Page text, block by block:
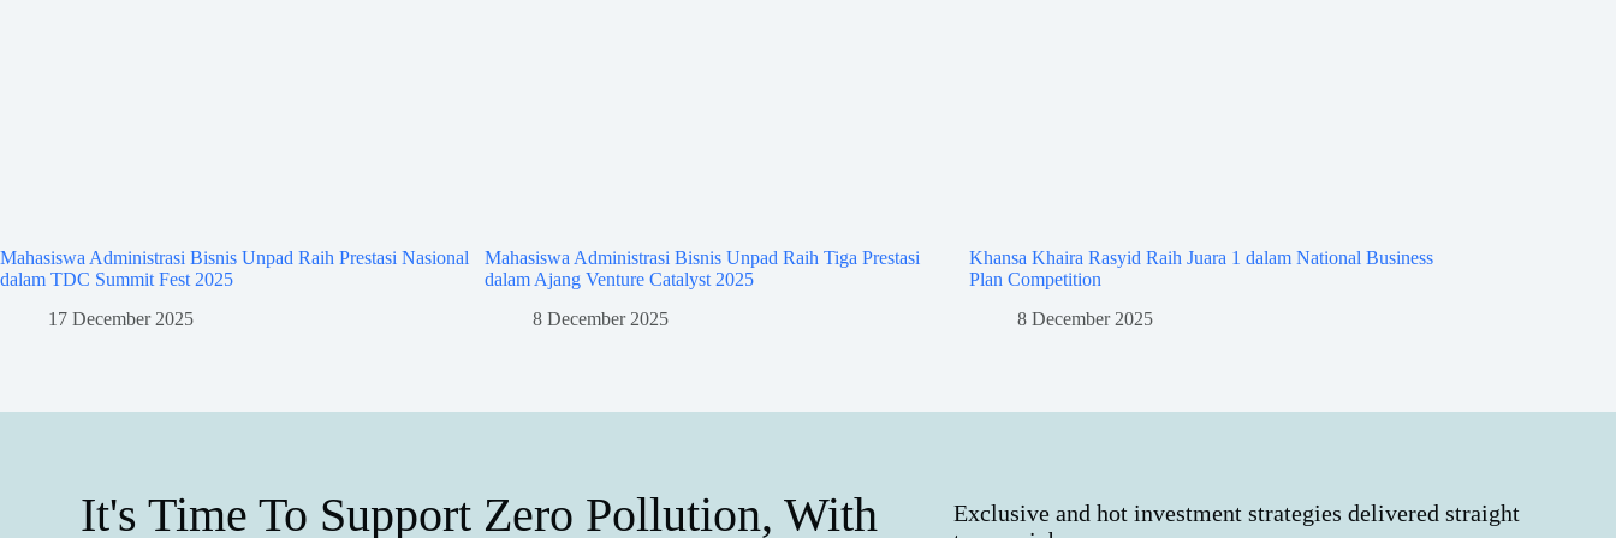
Mahasiswa Administrasi Bisnis Unpad Raih Prestasi Nasional
dalam TDC Summit Fest 2025
17 December 2025
Mahasiswa Administrasi Bisnis Unpad Raih Tiga Prestasi
dalam Ajang Venture Catalyst 2025
8 December 2025
Khansa Khaira Rasyid Raih Juara 1 dalam National Business
Plan Competition
8 December 2025
It's Time To Support Zero Pollution, With
Exclusive and hot investment strategies delivered straight